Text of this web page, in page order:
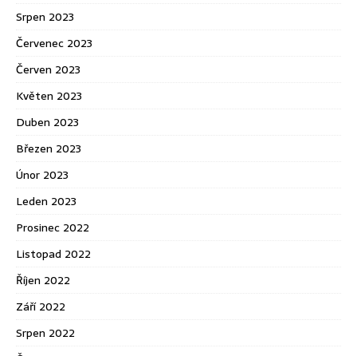
Srpen 2023
Červenec 2023
Červen 2023
Květen 2023
Duben 2023
Březen 2023
Únor 2023
Leden 2023
Prosinec 2022
Listopad 2022
Říjen 2022
Září 2022
Srpen 2022